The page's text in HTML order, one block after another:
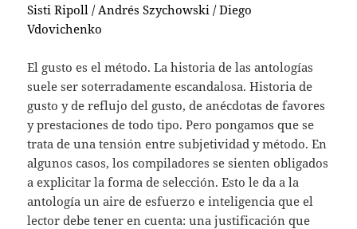
Sisti Ripoll / Andrés Szychowski / Diego
Vdovichenko
El gusto es el método. La historia de las antologías
suele ser soterradamente escandalosa. Historia de
gusto y de reflujo del gusto, de anécdotas de favores
y prestaciones de todo tipo. Pero pongamos que se
trata de una tensión entre subjetividad y método. En
algunos casos, los compiladores se sienten obligados
a explicitar la forma de selección. Esto le da a la
antología un aire de esfuerzo e inteligencia que el
lector debe tener en cuenta: una justificación que